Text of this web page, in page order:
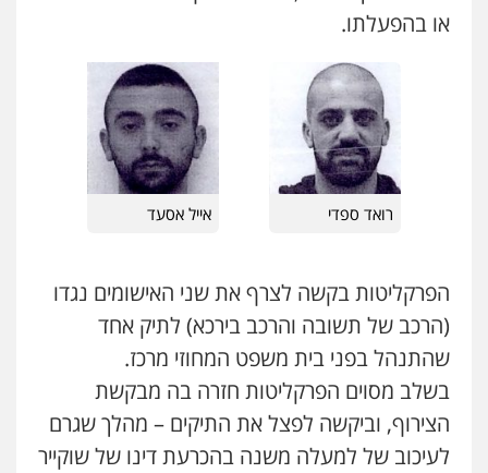
עו"ד גיורא זילברשטיין
פלילי מעצרים וחקירות
0505212444
גיל פרידמן – משרד עו"ד
פלילי צווארון לבן מעצרים וחקירות מחיקת
רישום פלילי
עורך דין פלילי רובי גלבוע
פלילי פשיעה חמורה צווארון לבן תעבורה
0505537656
חנא בולוס – משרד עורכי דין
פלילי פשיעה חמורה צווארון לבן נזיקין
או בהפעלתו.
רואד ספדי אייל אסעד
הפרקליטות בקשה לצרף את שני האישומים נגדו
(הרכב של תשובה והרכב בירכא) לתיק אחד
שהתנהל בפני בית משפט המחוזי מרכז.
בשלב מסוים הפרקליטות חזרה בה מבקשת
הצירוף, וביקשה לפצל את התיקים – מהלך שגרם
לעיכוב של למעלה משנה בהכרעת דינו של שוקייר